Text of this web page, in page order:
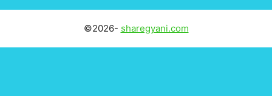
©2026- sharegyani.com